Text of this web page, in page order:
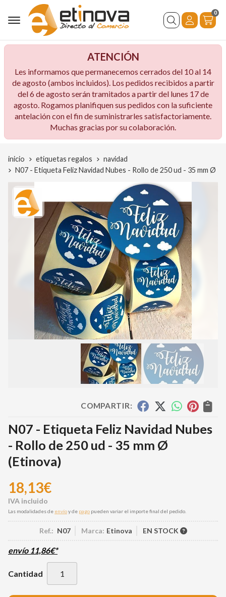
Buscar
0
ATENCIÓN
Les informamos que permanecemos cerrados del 10 al 14
de agosto (ambos incluidos). Los pedidos recibidos a partir
del 6 de agosto serán tramitados a partir del lunes 17 de
agosto. Rogamos planifiquen sus pedidos con la suficiente
antelación con el fin de suministrarles satisfactoriamente.
Muchas gracias por su colaboración.
inicio etiquetas regalos
navidad
N07 - Etiqueta Feliz Navidad Nubes - Rollo de 250 ud - 35 mm Ø
COMPARTIR:
N07 - Etiqueta Feliz Navidad Nubes
- Rollo de 250 ud - 35 mm Ø
(Etinova)
18,13€
Las modalidades de envíoy de pago pueden variar el importe final del pedido.
Ref.: N07 Marca: Etinova EN STOCK
envío 11,86€*
Cantidad